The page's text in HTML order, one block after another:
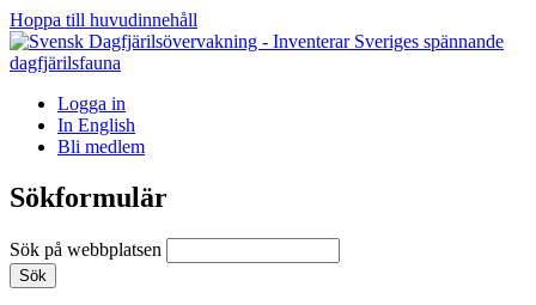
Hoppa till huvudinnehåll
Logga in
In English
Bli medlem
Sökformulär
Sök på webbplatsen